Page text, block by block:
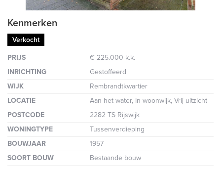
Kenmerken
Verkocht
PRIJS
€ 225.000 k.k.
INRICHTING
Gestoffeerd
WIJK
Rembrandtkwartier
LOCATIE
Aan het water, In woonwijk, Vrij uitzicht
POSTCODE
2282 TS Rijswijk
WONINGTYPE
Tussenverdieping
BOUWJAAR
1957
SOORT BOUW
Bestaande bouw